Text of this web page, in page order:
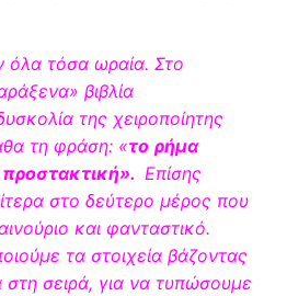
τόσα ωραία. Στο
βιβλία
της χειροποίητης
τη φράση: «το ρήμα
Επίσης
στο δεύτερο μέρος που
και φανταστικό.
τα στοιχεία βάζοντας
σειρά, για να τυπώσουμε